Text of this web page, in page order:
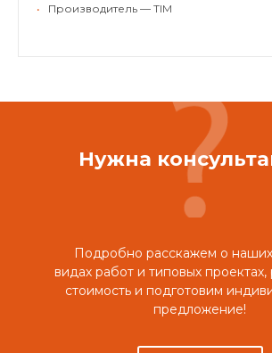
• Производитель — TIM
Нужна
Подробно расскажем о наших
видах работ и типовых проектах,
стоимость и подготовим
предложение!